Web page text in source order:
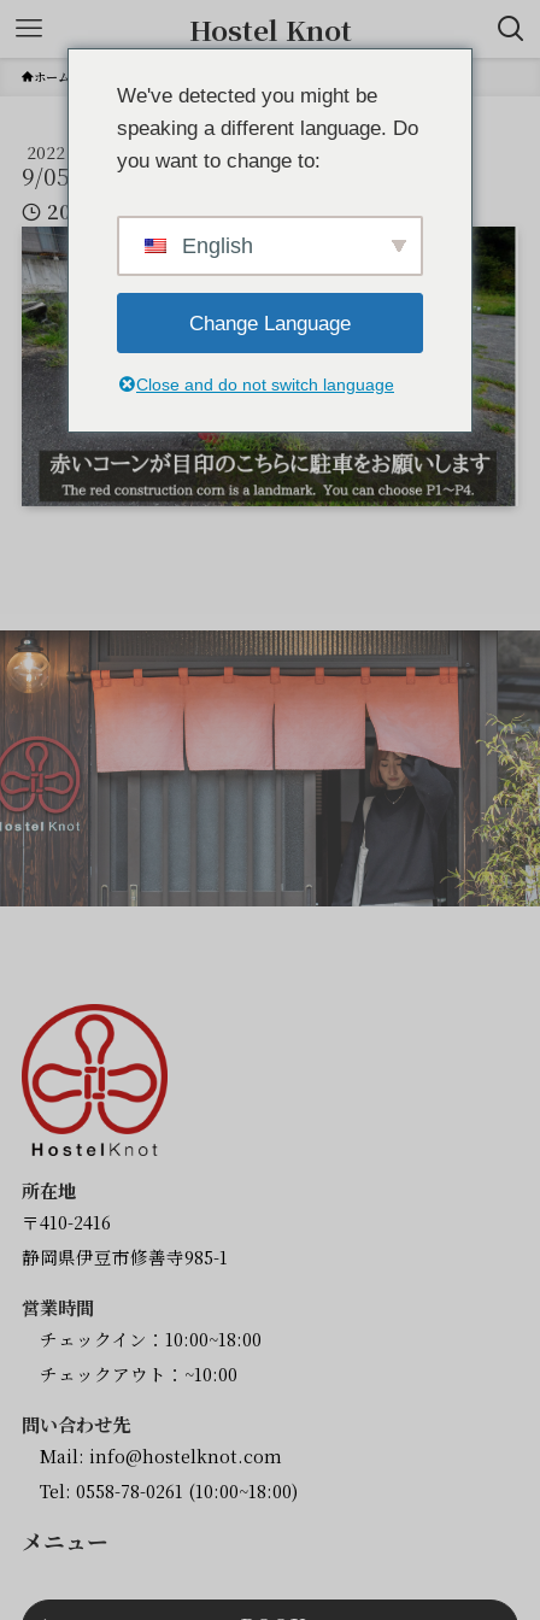
Hostel Knot
ホーム
６
2022
9/05
2022年9月5日
所在地
〒410-2416
静岡県伊豆市修善寺985-1
営業時間
チェックイン：10:00~18:00
チェックアウト：~10:00
問い合わせ先
Mail: info@hostelknot.com
Tel: 0558-78-0261 (10:00~18:00)
メニュー
We've detected you might be
speaking a different language. Do
you want to change to:
English
Change Language
Close and do not switch language